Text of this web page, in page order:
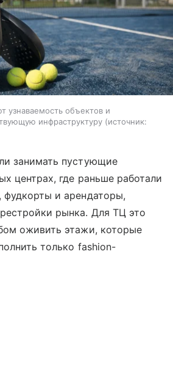
узнаваемость объектов и
инфраструктуру
источник:
занимать пустующие
центрах, где раньше работали
и арендаторы,
рынка. Для ТЦ это
оживить этажи, которые
только fashion-